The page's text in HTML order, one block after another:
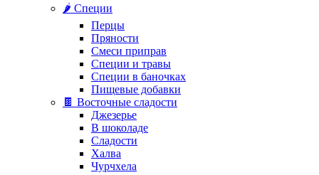
🌶️ Специи
Перцы
Пряности
Смеси приправ
Специи и травы
Специи в баночках
Пищевые добавки
🍫 Восточные сладости
Джезерье
В шоколаде
Сладости
Халва
Чурчхела